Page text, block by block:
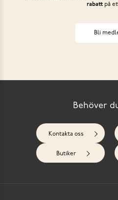
rabattpå
Bli
Behöver
Kontakta oss
Butiker